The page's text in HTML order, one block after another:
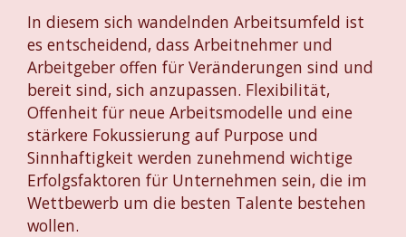
In diesem sich wandelnden Arbeitsumfeld ist
es entscheidend, dass Arbeitnehmer und
Arbeitgeber offen für Veränderungen sind und
bereit sind, sich anzupassen. Flexibilität,
Offenheit für neue Arbeitsmodelle und eine
stärkere Fokussierung auf Purpose und
Sinnhaftigkeit werden zunehmend wichtige
Erfolgsfaktoren für Unternehmen sein, die im
Wettbewerb um die besten Talente bestehen
wollen.